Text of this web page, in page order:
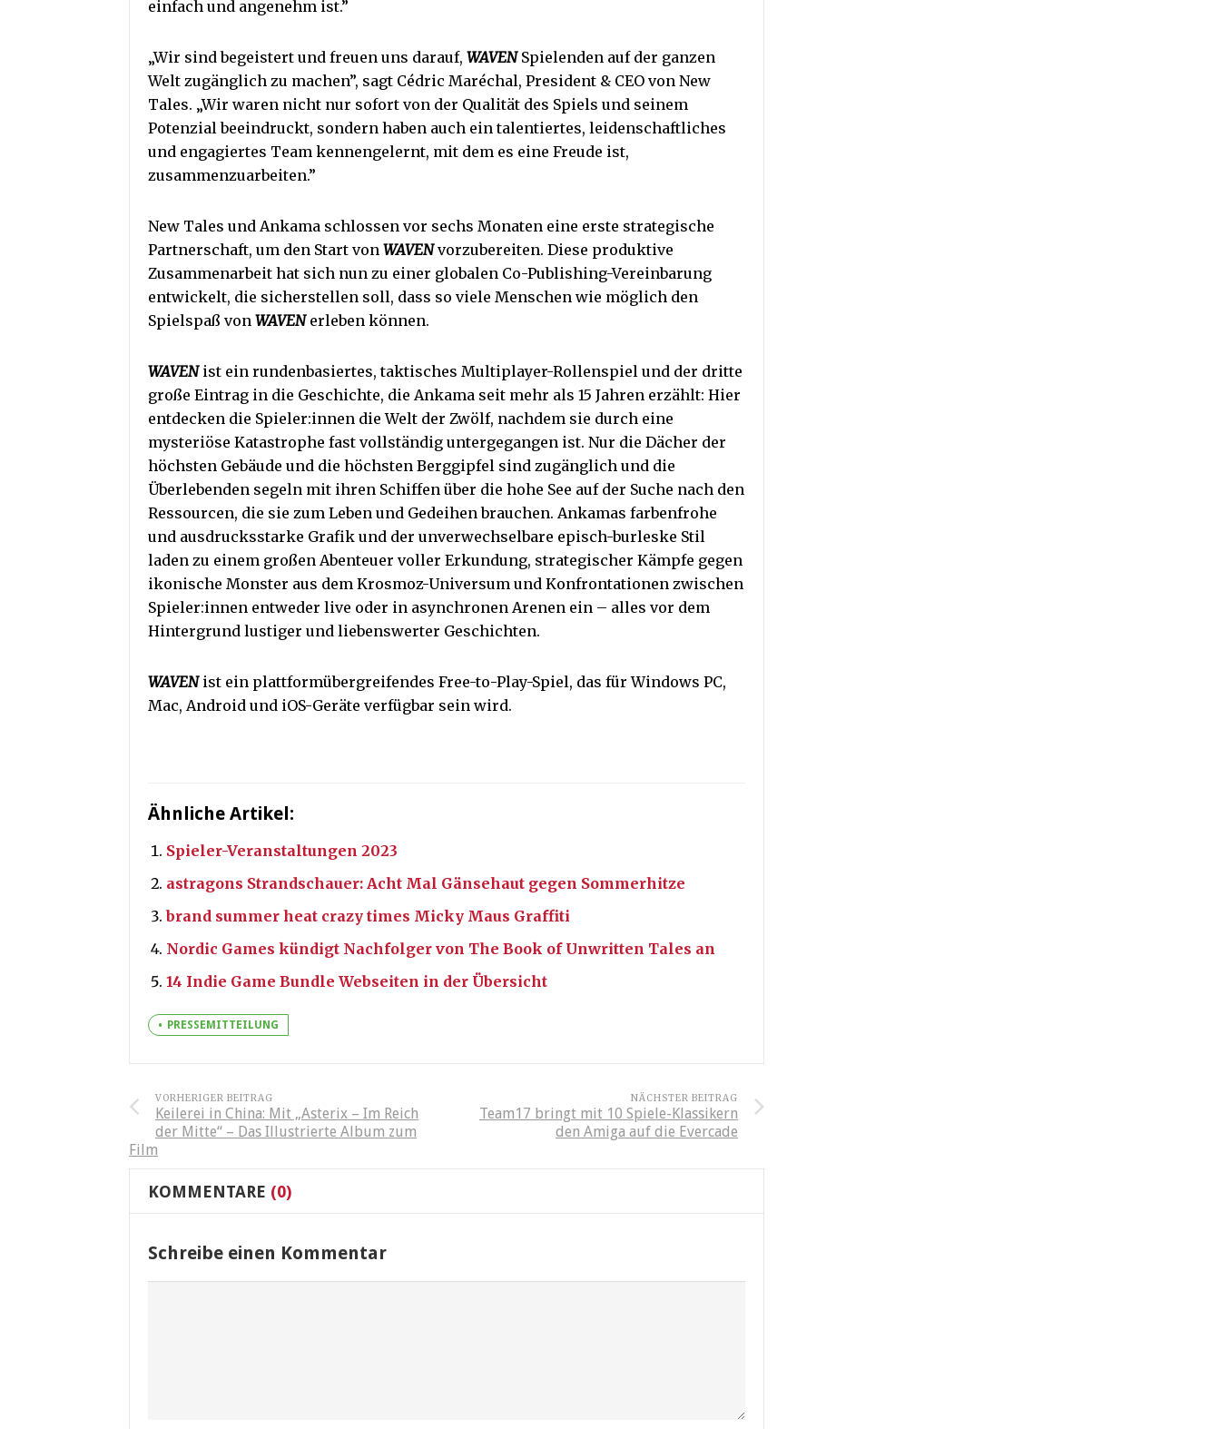
einfach und angenehm ist.”
„Wir sind begeistert und freuen uns darauf, WAVENSpielenden auf der ganzen
Welt zugänglich zu machen”, sagt Cédric Maréchal, President & CEO von New
Tales. „Wir waren nicht nur sofort von der Qualität des Spiels und seinem
Potenzial beeindruckt, sondern haben auch ein talentiertes, leidenschaftliches
und engagiertes Team kennengelernt, mit dem es eine Freude ist,
zusammenzuarbeiten.”
New Tales und Ankama schlossen vor sechs Monaten eine erste strategische
Partnerschaft, um den Start von WAVENvorzubereiten. Diese produktive
Zusammenarbeit hat sich nun zu einer globalen Co-Publishing-Vereinbarung
entwickelt, die sicherstellen soll, dass so viele Menschen wie möglich den
Spielspaß von WAVENerleben können.
WAVENist ein rundenbasiertes, taktisches Multiplayer-Rollenspiel und der dritte
große Eintrag in die Geschichte, die Ankama seit mehr als 15 Jahren erzählt: Hier
entdecken die Spieler:innen die Welt der Zwölf, nachdem sie durch eine
mysteriöse Katastrophe fast vollständig untergegangen ist. Nur die Dächer der
höchsten Gebäude und die höchsten Berggipfel sind zugänglich und die
Überlebenden segeln mit ihren Schiffen über die hohe See auf der Suche nach den
Ressourcen, die sie zum Leben und Gedeihen brauchen. Ankamas farbenfrohe
und ausdrucksstarke Grafik und der unverwechselbare episch-burleske Stil
laden zu einem großen Abenteuer voller Erkundung, strategischer Kämpfe gegen
ikonische Monster aus dem Krosmoz-Universum und Konfrontationen zwischen
Spieler:innen entweder live oder in asynchronen Arenen ein – alles vor dem
Hintergrund lustiger und liebenswerter Geschichten.
WAVENist ein plattformübergreifendes Free-to-Play-Spiel, das für Windows PC,
Mac, Android und iOS-Geräte verfügbar sein wird.
Ähnliche Artikel:
Spieler-Veranstaltungen 2023
astragons Strandschauer: Acht Mal Gänsehaut gegen Sommerhitze
brand summer heat crazy times Micky Maus Graffiti
Nordic Games kündigt Nachfolger von The Book of Unwritten Tales an
14 Indie Game Bundle Webseiten in der Übersicht
PRESSEMITTEILUNG
VORHERIGER BEITRAG
Keilerei in China: Mit „Asterix – Im Reich
der Mitte“ – Das Illustrierte Album zum
Film
NÄCHSTER BEITRAG
Team17 bringt mit 10 Spiele-Klassikern
den Amiga auf die Evercade
KOMMENTARE (0)
Schreibe einen Kommentar